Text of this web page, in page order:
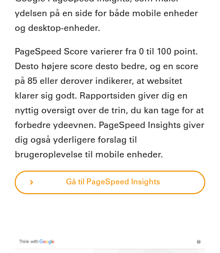
ydelsen på en side for både mobile enheder
og desktop-enheder.
PageSpeed Score varierer fra 0 til 100 point.
Desto højere score desto bedre, og en score
på 85 eller derover indikerer, at websitet
klarer sig godt. Rapportsiden giver dig en
nyttig oversigt over de trin, du kan tage for at
forbedre ydeevnen. PageSpeed Insights giver
dig også yderligere forslag til
brugeroplevelse til mobile enheder.
Gå til PageSpeed Insights